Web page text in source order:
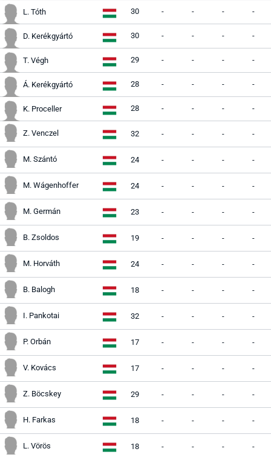
L. Tóth 30 - - - -
D. Kerékgyártó 30 - - - -
T. Végh 29 - - - -
Á. Kerékgyártó 28 - - - -
K. Proceller 28 - - - -
Z. Venczel 32 - - - -
M. Szántó 24 - - - -
M. Wágenhoffer 24 - - - -
M. Germán 23 - - - -
B. Zsoldos 19 - - - -
M. Horváth 24 - - - -
B. Balogh 18 - - - -
I. Pankotai 32 - - - -
P. Orbán 17 - - - -
V. Kovács 17 - - - -
Z. Böcskey 29 - - - -
H. Farkas 18 - - - -
L. Vörös 18 - - - -